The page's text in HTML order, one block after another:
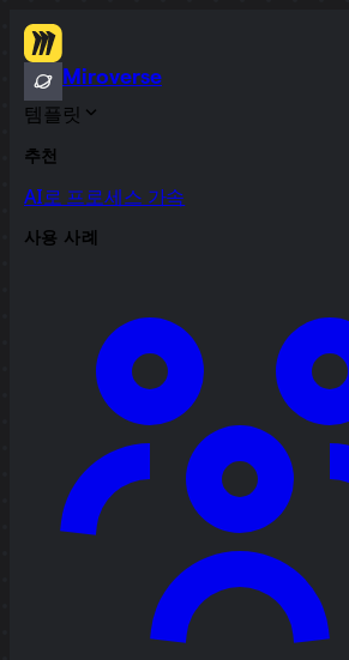
Miroverse
템플릿
추천
AI로 프로세스 가속
사용 사례